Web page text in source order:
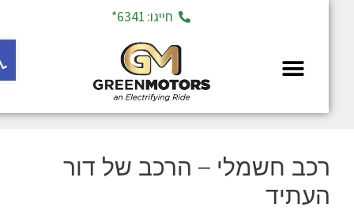
חייגו: 6341*
רכב חשמלי – הרכב של דור
העתיד